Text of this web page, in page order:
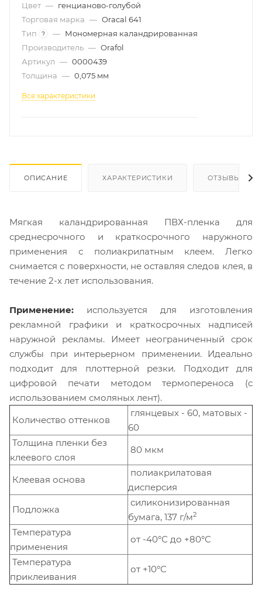
Цвет — генцианово-голубой
Торговая марка — Oracal 641
Тип
? — Мономерная каландрированная
Производитель — Orafol
Артикул — 0000439
Толщина — 0,075 мм
Все характеристики
ОПИСАНИЕ ХАРАКТЕРИСТИКИ ОТЗЫВЫ
Мягкая каландрированная ПВХ-пленка для
среднесрочного и краткосрочного наружного
применения с полиакрилатным клеем. Легко
снимается с поверхности, не оставляя следов клея, в
течение 2-х лет использования.
Применение: используется для изготовления
рекламной графики и краткосрочных надписей
наружной рекламы. Имеет неограниченный срок
службы при интерьерном применении. Идеально
подходит для плоттерной резки. Подходит для
цифровой печати методом термопереноса (с
использованием смоляных лент).
Количество оттенков
глянцевых - 60, матовых -
60
Толщина пленки без
клеевого слоя
80 мкм
Клеевая основа
полиакрилатовая
дисперсия
Подложка
силиконизированная
бумага, 137 г/м2
Температура
применения
от -40°С до +80°С
Температура
приклеивания
от +10°С